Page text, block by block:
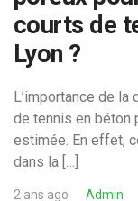
courts de
Lyon ?
L’importance de
de tennis en béton
estimée. En effet,
dans la […]
2 ans ago Admin